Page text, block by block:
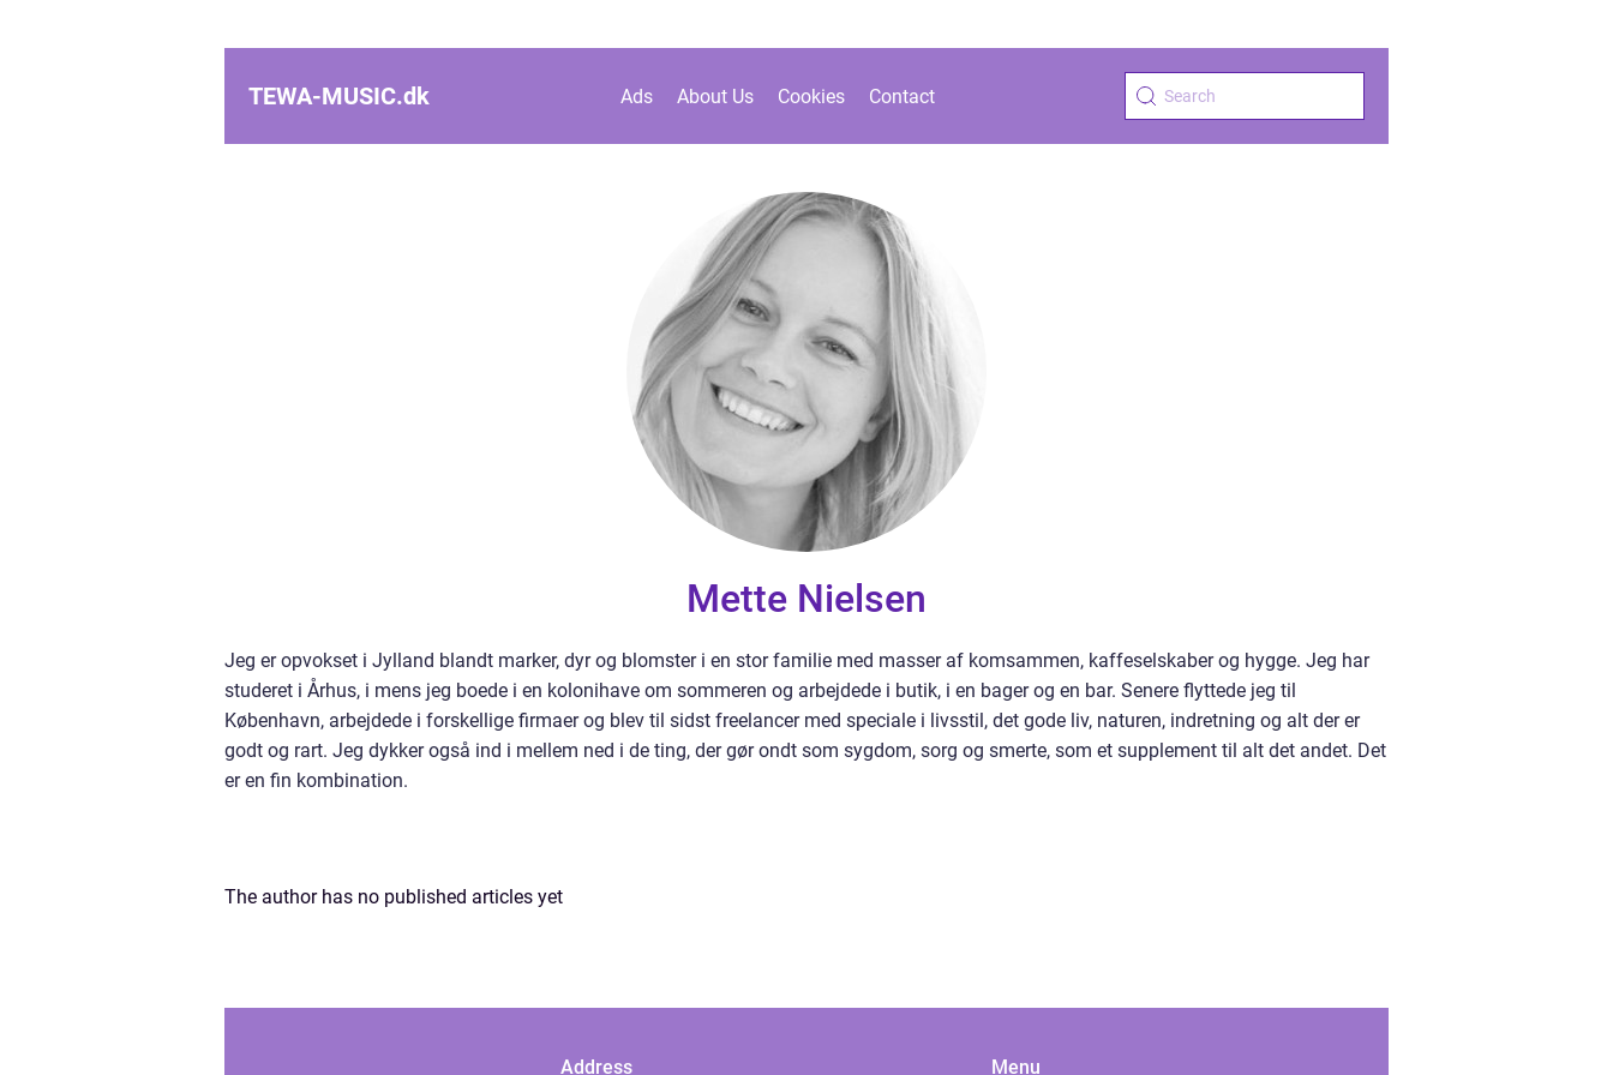
TEWA-MUSIC.dk Ads About Us Cookies Contact
Mette Nielsen
Jeg er opvokset i Jylland blandt marker, dyr og blomster i en stor familie med masser af komsammen, kaffeselskaber og hygge. Jeg har
studeret i Århus, i mens jeg boede i en kolonihave om sommeren og arbejdede i butik, i en bager og en bar. Senere flyttede jeg til
København, arbejdede i forskellige firmaer og blev til sidst freelancer med speciale i livsstil, det gode liv, naturen, indretning og alt der er
godt og rart. Jeg dykker også ind i mellem ned i de ting, der gør ondt som sygdom, sorg og smerte, som et supplement til alt det andet. Det
er en fin kombination.
The author has no published articles yet
Address Menu